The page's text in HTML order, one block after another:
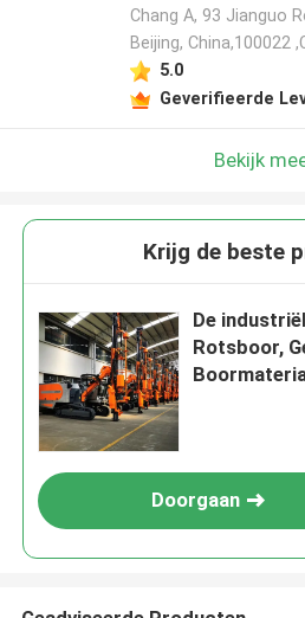
Chang A, 93 Jianguo
Beijing, China,100022
5.0
Geverifieerde
Bekijk
Krijg de beste
De
Rotsboor,
Doorgaan